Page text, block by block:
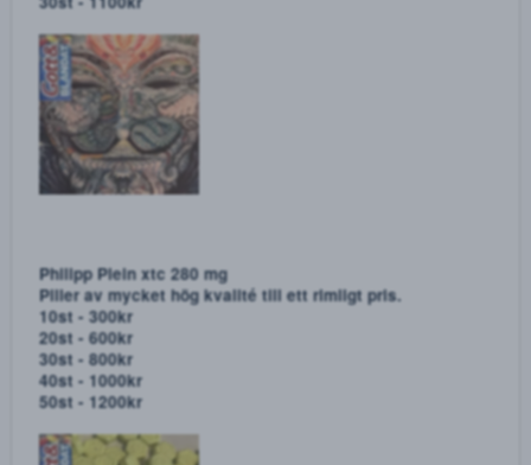
4-MMC! MEPHEDRONE Räka / Krabba
2g - 400kr
5g - 900kr
10g - 1700kr
15g - 2400kr